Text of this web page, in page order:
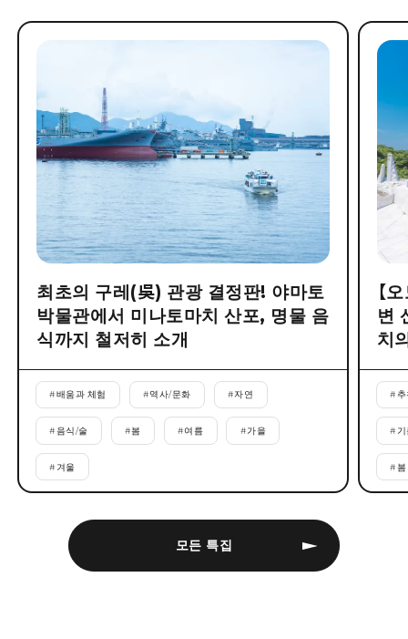
모든 특집
최초의 구레(吳) 관광 결정판! 야마토
박물관에서 미나토마치 산포, 명물 음
식까지 철저히 소개
#배움과 체험 #역사/문화 #자연
#음식/술 #봄 #여름 #가을
# 겨울
【
변
치
#
#
#봄